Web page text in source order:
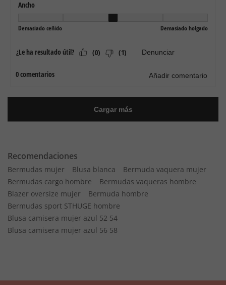
Recomendaciones
Bermudas mujer Blusa blanca
Bermuda vaquera mujer
Bermudas cargo hombre
Bermudas vaqueras hombre
Blazer oversize mujer
Bermuda hombre
Bermudas sport STHUGE hombre
Blusa camisera mujer azul 52 54
Blusa camisera mujer azul 56 58